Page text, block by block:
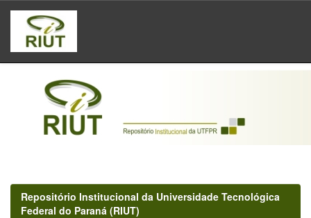
Skip
navigation
Repositório Institucional da Universidade Tecnológica
Federal do Paraná (RIUT)